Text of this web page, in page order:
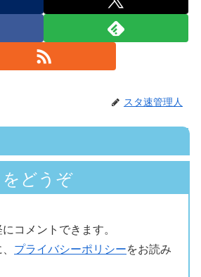
スタ速管理人
どうぞ
コメントできます。
プライバシーポリシーをお読み